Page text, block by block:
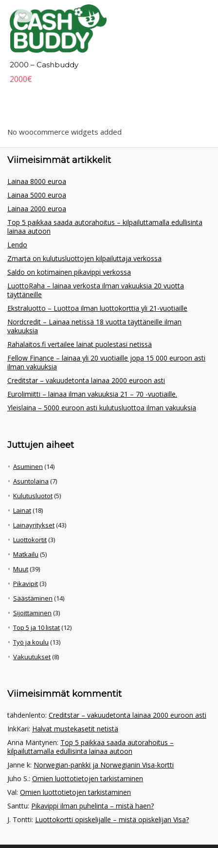
2000 – Cashbuddy
2000€
No woocommerce widgets added
Viimeisimmät artikkelit
Lainaa 8000 euroa
Lainaa 5000 euroa
Lainaa 2000 euroa
Top 5 paikkaa saada autorahoitus – kilpailuttamalla edullisinta
lainaa autoon
Lendo
Zmarta on kulutusluottojen kilpailuttaja verkossa
Saldo on kotimainen pikavippi verkossa
LuottoRaha – lainaa verkosta ilman vakuuksia 20 vuotta
täyttäneille
Ekstraluotto – Luottoa ilman luottokorttia yli 21-vuotiaille
Nordcredit – Lainaa netissä 18 vuotta täyttäneille ilman
vakuuksia
Rahalaitos.fi vertailee lainat puolestasi netissä
Fellow Finance – lainaa yli 20 vuotiaille jopa 15 000 euroon asti
ilman vakuuksia
Creditstar – vakuudetonta lainaa 2000 euroon asti
Eurolimiitti – lainaa ilman vakuuksia 21 – 70 -vuotiaille.
Yleislaina – 5000 euroon asti kulutusluottoa ilman vakuuksia
Juttujen aiheet
Asuminen (14)
Asuntolaina (7)
Kulutusluotot(5)
Lainat(18)
Lainayritykset(43)
Luottokortit(3)
Matkailu (5)
Muut(39)
Pikavipit(3)
Säästäminen (14)
Sijoittaminen (3)
Top 5 ja 10 listat(12)
Työ ja koulu (13)
Vakuutukset(8)
Viimeisimmät kommentit
tähdenlento: Creditstar – vakuudetonta lainaa 2000 euroon asti
InkKari: Halvat mustekasetit netistä
Anna Mäntynen: Top 5 paikkaa saada autorahoitus –
kilpailuttamalla edullisinta lainaa autoon
Janne k: Norwegian-pankki ja Norwegianin Visa-kortti
Juho S.: Omien luottotietojen tarkistaminen
Val: Omien luottotietojen tarkistaminen
Santtu: Pikavippi ilman puhelinta – mistä haen?
J. Tontti: Luottokortti opiskelijalle – mistä opiskelijan Visa?